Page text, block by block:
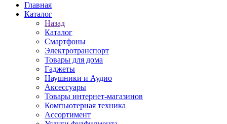
Главная
Каталог
Назад
Каталог
Смартфоны
Электротранспорт
Товары для дома
Гаджеты
Наушники и Аудио
Аксессуары
Товары интернет-магазинов
Компьютерная техника
Ассортимент